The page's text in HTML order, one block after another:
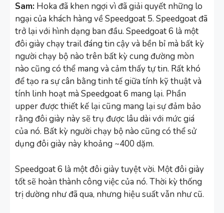
Sam: Hoka đã khen ngợi vì đã giải quyết những lo
ngại của khách hàng về Speedgoat 5. Speedgoat đã
trở lại với hình dạng ban đầu. Speedgoat 6 là một
đôi giày chạy trail đáng tin cậy và bền bỉ mà bất kỳ
người chạy bộ nào trên bất kỳ cung đường mòn
nào cũng có thể mang và cảm thấy tự tin. Rất khó
để tạo ra sự cân bằng tinh tế giữa tính kỹ thuật và
tính linh hoạt mà Speedgoat 6 mang lại. Phần
upper được thiết kế lại cũng mang lại sự đảm bảo
rằng đôi giày này sẽ trụ được lâu dài với mức giá
của nó. Bất kỳ người chạy bộ nào cũng có thể sử
dụng đôi giày này khoảng ~400 dặm.
Speedgoat 6 là một đôi giày tuyệt vời. Một đôi giày
tốt sẽ hoàn thành công việc của nó. Thời kỳ thống
trị dường như đã qua, nhưng hiệu suất vẫn như cũ.